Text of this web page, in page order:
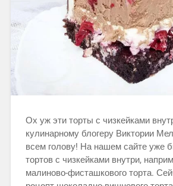
Ох уж эти торты с чизкейками
кулинарному блогеру Виктории
всем голову! На нашем сайте уже
тортов с чизкейками внутри,
малиново-фисташкового торта.